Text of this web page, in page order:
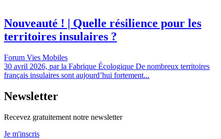
Nouveauté ! | Quelle résilience pour les
territoires insulaires ?
Forum Vies Mobiles
30 avril 2026, par la Fabrique Écologique De nombreux territoires
français insulaires sont aujourd’hui fortement...
Newsletter
Recevez gratuitement notre newsletter
Je m'inscris